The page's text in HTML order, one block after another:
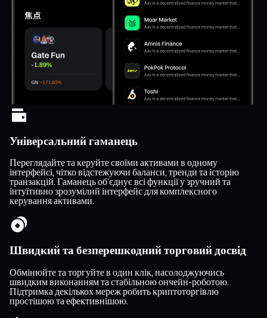
Універсальний гаманець
Переглядайте та керуйте своїми активами в одному
інтерфейсі, чітко відстежуючи баланси, тренди та історію
транзакцій. Гаманець об’єднує всі функції у зручний та
інтуїтивно зрозумілий інтерфейс для комплексного
керування активами.
Швидкий та безперешкодний торговий досвід
Обмінюйте та торгуйте в один клік, насолоджуючись
швидким виконанням та стабільною ончейн-роботою.
Підтримка декількох мереж робить криптоторгівлю
простішою та ефективнішою.